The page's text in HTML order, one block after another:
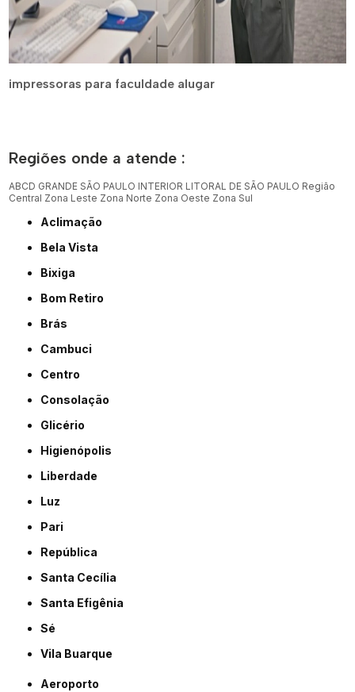
impressoras para faculdade alugar
Regiões onde a atende :
ABCD GRANDE SÃO PAULO INTERIOR LITORAL DE SÃO PAULO Região
Central Zona Leste Zona Norte Zona Oeste Zona Sul
Aclimação
Bela Vista
Bixiga
Bom Retiro
Brás
Cambuci
Centro
Consolação
Glicério
Higienópolis
Liberdade
Luz
Pari
República
Santa Cecília
Santa Efigênia
Sé
Vila Buarque
Aeroporto